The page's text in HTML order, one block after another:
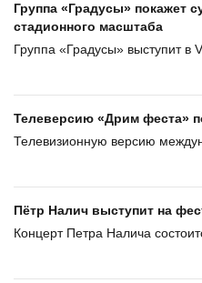
Группа «Градусы» покажет
стадионного масштаба
Группа «Градусы» выступит в
Телеверсию «Дрим феста»
Телевизионную версию
Пётр Налич выступит на
Концерт Петра Налича